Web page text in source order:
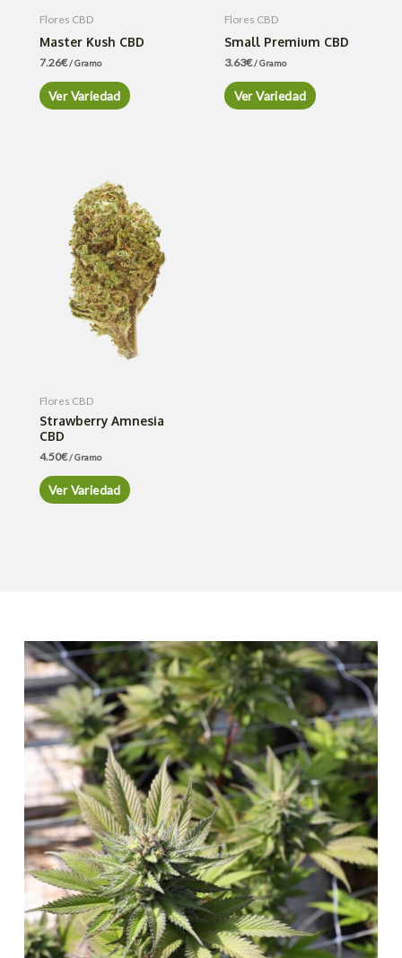
Flores CBD
Master Kush CBD
7.26€/ Gramo
Ver Variedad
Flores CBD
Small Premium CBD
3.63€/ Gramo
Ver Variedad
Flores CBD
Strawberry Amnesia
CBD
4.50€/ Gramo
Ver Variedad